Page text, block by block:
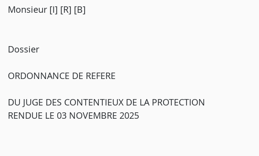
Monsieur [I] [R] [B]
Dossier
ORDONNANCE DE REFERE
DU JUGE DES CONTENTIEUX DE LA PROTECTION
RENDUE LE 03 NOVEMBRE 2025